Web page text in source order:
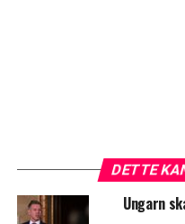
DETTE
Ungarn